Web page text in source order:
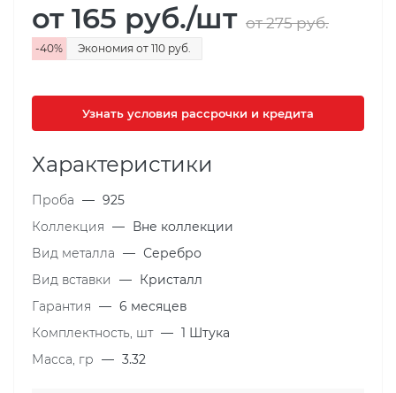
от 165 руб./шт от 275руб.
-40% Экономия от 110 руб.
Узнать условия рассрочки и кредита
Характеристики
Проба — 925
Коллекция — Вне коллекции
Вид металла — Серебро
Вид вставки
— Кристалл
Гарантия — 6 месяцев
Комплектность, шт — 1 Штука
Масса, гр — 3.32